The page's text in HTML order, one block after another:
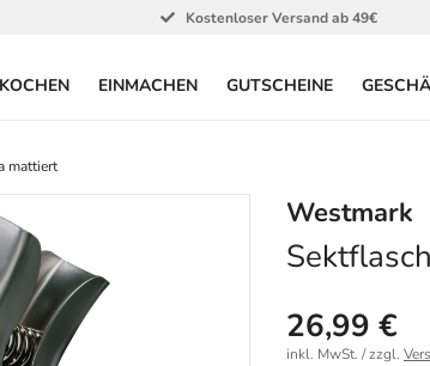
Kostenloser Versand ab 49€
KOCHEN EINMACHEN GUTSCHEINE
mattiert
Westmark
26,99 €
inkl. MwSt. / zzgl.